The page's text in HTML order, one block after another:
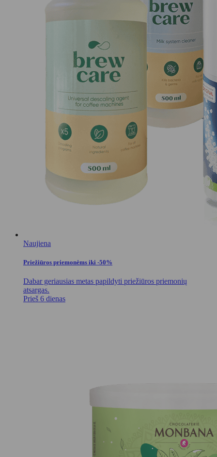
Naujiena
Priežiūros priemonėms iki -50%
Dabar geriausias metas papildyti priežiūros priemonių
atsargas.
Prieš 6 dienas